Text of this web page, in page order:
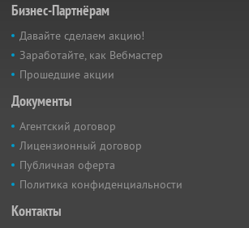
Бизнес-Партнёрам
Давайте сделаем акцию!
Заработайте, как Вебмастер
Прошедшие акции
Документы
Агентский договор
Лицензионный договор
Публичная оферта
Политика конфиденциальности
Контакты